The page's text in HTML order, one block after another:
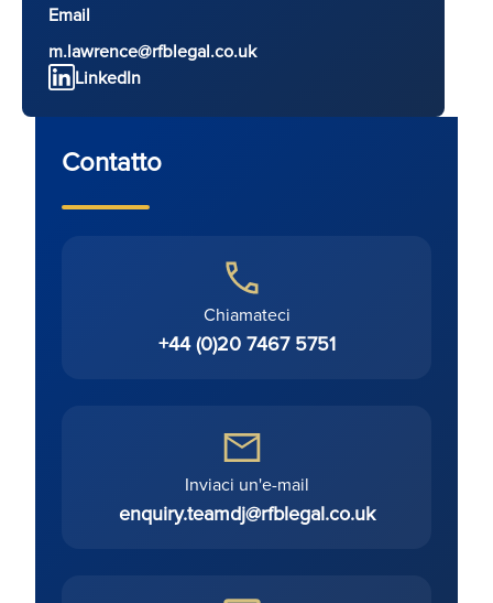
Email
m.lawrence@rfblegal.co.uk
LinkedIn
Contatto
Chiamateci
+44 (0)20 7467 5751
Inviaci un'e-mail
enquiry.teamdj@rfblegal.co.uk